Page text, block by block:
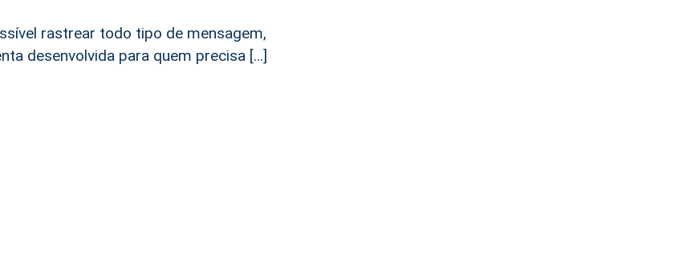
rastrear todo tipo de mensagem,
desenvolvida para quem precisa […]